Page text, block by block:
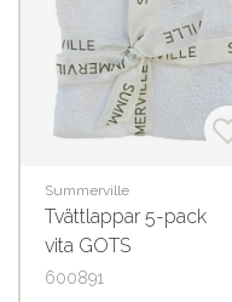
Summerville
Tvättlappar 5-pack
vita GOTS
600891